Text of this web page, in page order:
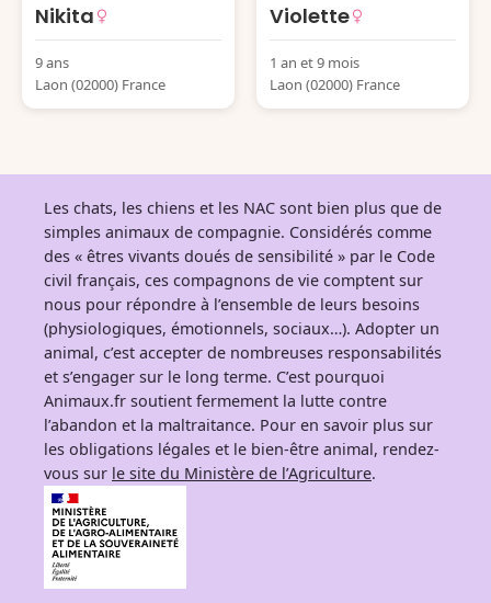
Nikita
9 ans
Laon (02000) France
Violette
1 an et 9 mois
Laon (02000) France
Les chats, les chiens et les NAC sont bien plus que de
simples animaux de compagnie. Considérés comme
des « êtres vivants doués de sensibilité » par le Code
civil français, ces compagnons de vie comptent sur
nous pour répondre à l’ensemble de leurs besoins
(physiologiques, émotionnels, sociaux…). Adopter un
animal, c’est accepter de nombreuses responsabilités
et s’engager sur le long terme. C’est pourquoi
Animaux.fr soutient fermement la lutte contre
l’abandon et la maltraitance. Pour en savoir plus sur
les obligations légales et le bien-être animal, rendez-
vous sur le site du Ministère de l’Agriculture.